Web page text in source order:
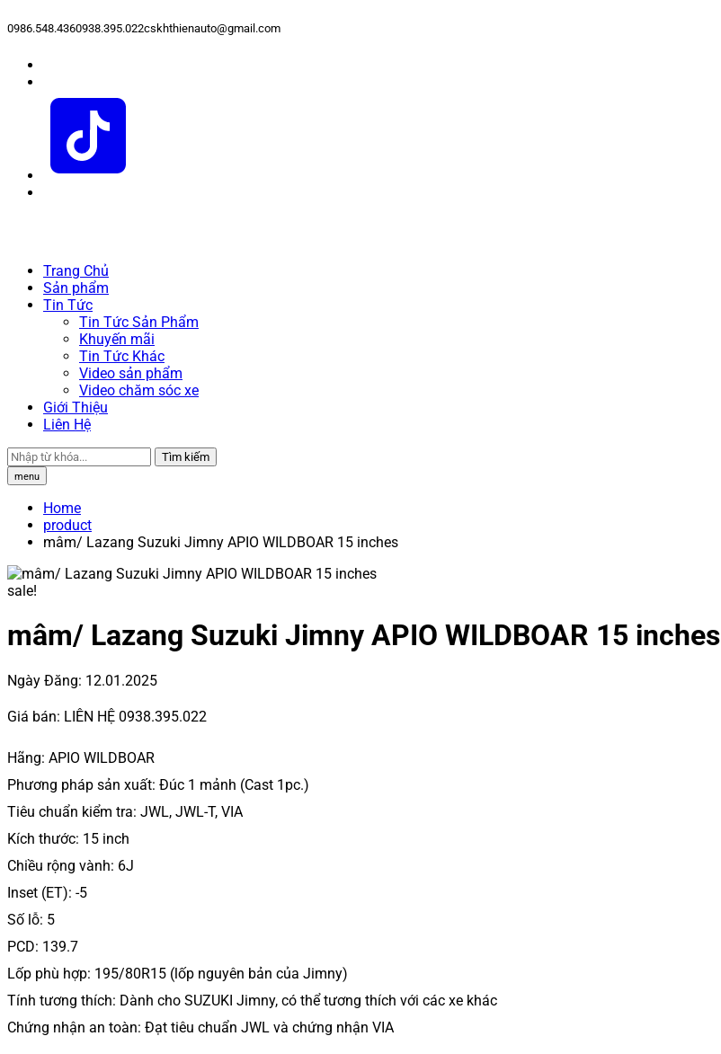
0986.548.4360938.395.022cskhthienauto@gmail.com
Trang Chủ
Sản phẩm
Tin Tức
Tin Tức Sản Phẩm
Khuyến mãi
Tin Tức Khác
Video sản phẩm
Video chăm sóc xe
Giới Thiệu
Liên Hệ
Tìm kiếm
menu
Home
product
mâm/ Lazang Suzuki Jimny APIO WILDBOAR 15 inches
sale!
mâm/ Lazang Suzuki Jimny APIO WILDBOAR 15 inches
Ngày Đăng: 12.01.2025
Giá bán: LIÊN HỆ 0938.395.022
Hãng: APIO WILDBOAR
Phương pháp sản xuất: Đúc 1 mảnh (Cast 1pc.)
Tiêu chuẩn kiểm tra: JWL, JWL-T, VIA
Kích thước: 15 inch
Chiều rộng vành: 6J
Inset (ET): -5
Số lỗ: 5
PCD: 139.7
Lốp phù hợp: 195/80R15 (lốp nguyên bản của Jimny)
Tính tương thích: Dành cho SUZUKI Jimny, có thể tương thích với các xe khác
Chứng nhận an toàn: Đạt tiêu chuẩn JWL và chứng nhận VIA